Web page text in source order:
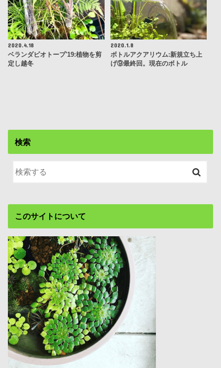
2020.4.18
ベランダビオトープ'19:植物を剪
定し越冬
2020.1.8
ボトルアクアリウム:新規立ち上
げ⑨最終回。現在のボトル
検索
このサイトについて